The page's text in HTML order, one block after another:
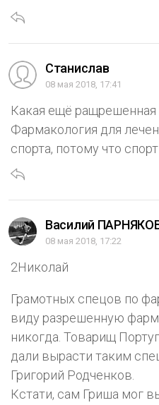
Станислав
08 мая 2018, 17:41
Какая ещё ращрешенная
Фармакология для
спорта, потому что
Василий
08 мая 2018, 17:22
2Николай
Грамотных спецов по
виду разрешенную
никогда. Товарищ
дали вырасти таким
Григорий Родченков.
Кстати, сам Гриша мог